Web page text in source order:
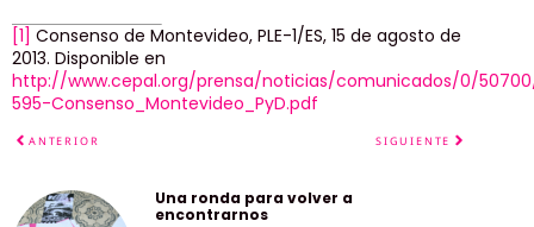
[1] Consenso de Montevideo, PLE-1/ES, 15 de agosto de
2013. Disponible en
http://www.cepal.org/prensa/noticias/comunicados/0/
595-Consenso_Montevideo_PyD.pdf
ANTERIOR SIGUIENTE
Una ronda para volver a
encontrarnos